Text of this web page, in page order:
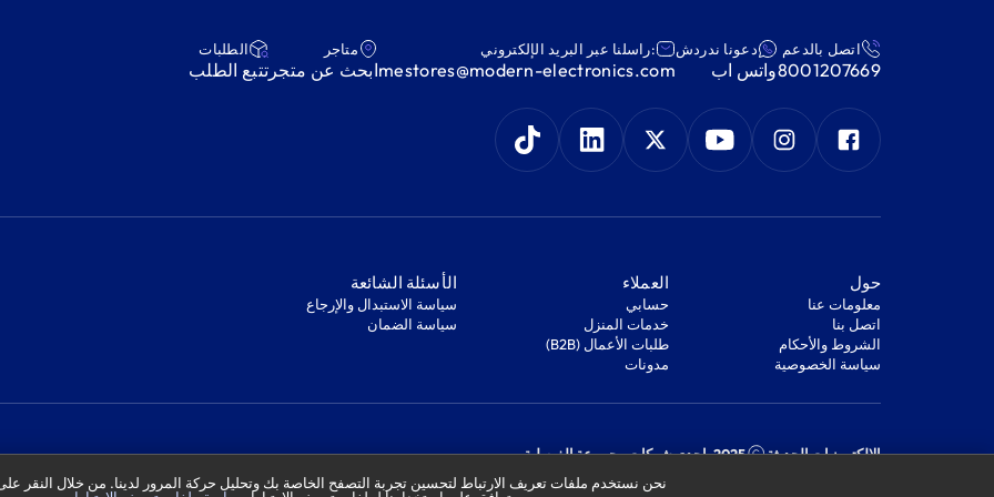
اتصل بالدعم
8001207669
دعونا ندردش
واتس اب
:راسلنا عبر البريد الإلكتروني
mestores@modern-electronics.com
متاجر
ابحث عن متجر
‫الطلبات‬
‫تتبع الطلب‬
‫حول‬
معلومات عنا
اتصل بنا
‫الشروط والأحكام‬
‫سياسة الخصوصية‬
‫العملاء‬
‫حسابي‬
‫خدمات المنزل‬
‫طلبات الأعمال (B2B)‬
مدونات
‫الأسئلة الشائعة‬
‫سياسة الاستبدال والإرجاع‬
‫سياسة الضمان‬
الإلكترونيات الحديثة
2025. إحدى شركات مجموعة الفيصلية
نحن نستخدم ملفات تعريف الارتباط لتحسين تجربة التصفح الخاصة بك وتحليل حركة المرور لدينا. من خلال النقر